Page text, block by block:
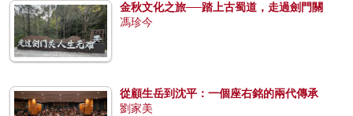
金秋文化之旅──踏上古蜀道，走過劍門關
馮珍今
從顧生岳到沈平：一個座右銘的兩代傳承
劉家美